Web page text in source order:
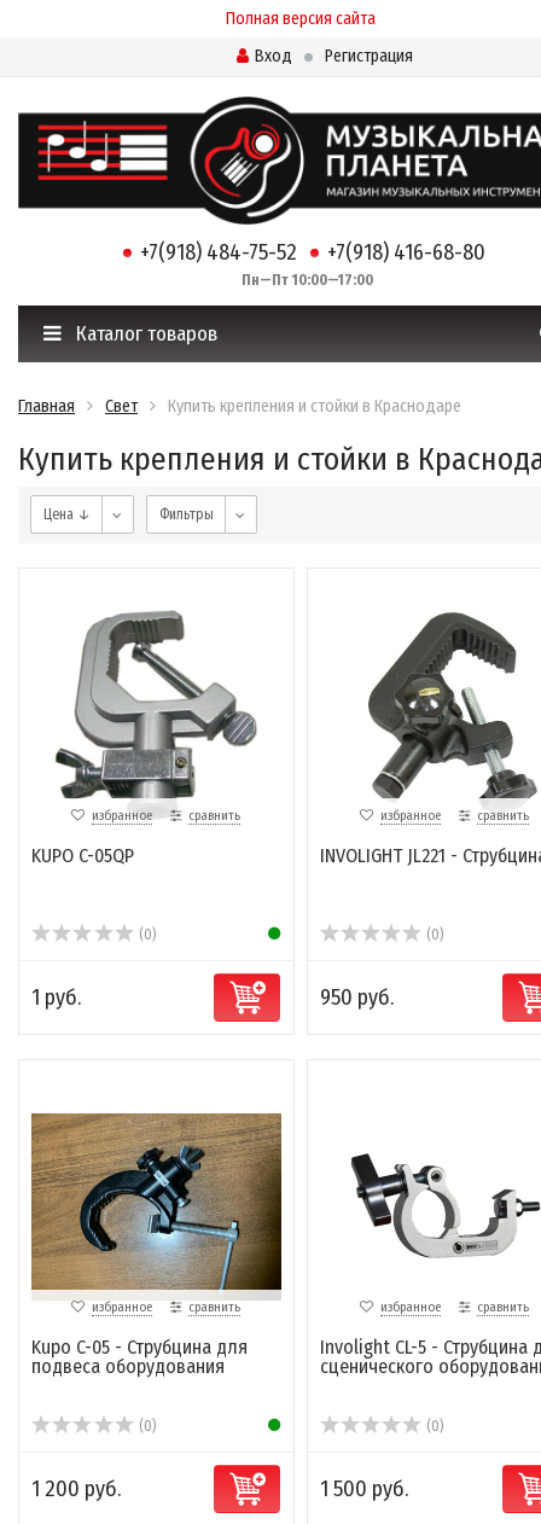
Полная версия сайта
Вход
Регистрация
+7(918) 484-75-52 +7(918) 416-68-80
Пн—Пт 10:00—17:00
Каталог товаров
Главная Свет Купить крепления и стойки в Краснодаре
Купить крепления и стойки в
Цена ↓ Фильтры
избранное сравнить
KUPO C-05QP
(0)
1 руб.
избранное сравнить
INVOLIGHT JL221 -
(0)
950 руб.
избранное сравнить
Kupo C-05 - Струбцина для
подвеса оборудования
(0)
1 200 руб.
избранное сравнить
Involight CL-5 - Струбцина
сценического
(0)
1 500 руб.